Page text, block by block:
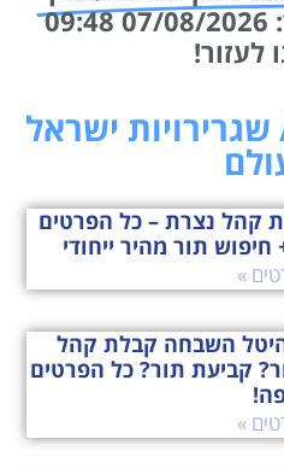
לעזור!
חיפוש תור מהיר ייחודי
»
קביעת תור? כל הפרטים
»